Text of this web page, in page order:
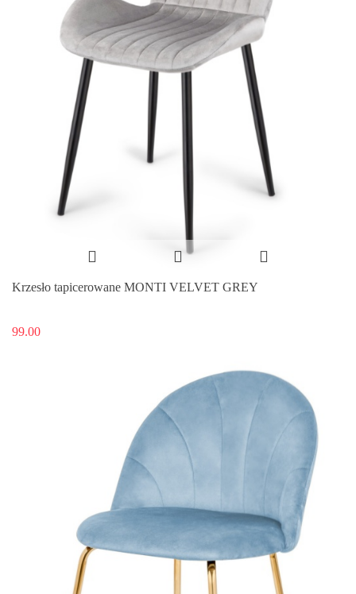
Krzesło tapicerowane MONTI VELVET GREY
99.00